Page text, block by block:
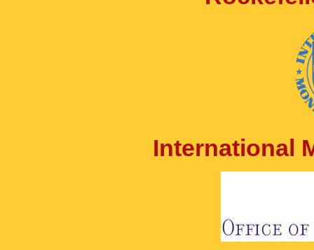
International